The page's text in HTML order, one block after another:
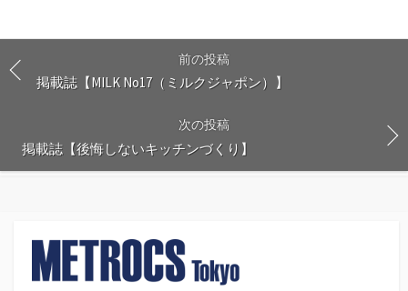
前の投稿
掲載誌【MILK No17（ミルクジャポン）】
次の投稿
掲載誌【後悔しないキッチンづくり】